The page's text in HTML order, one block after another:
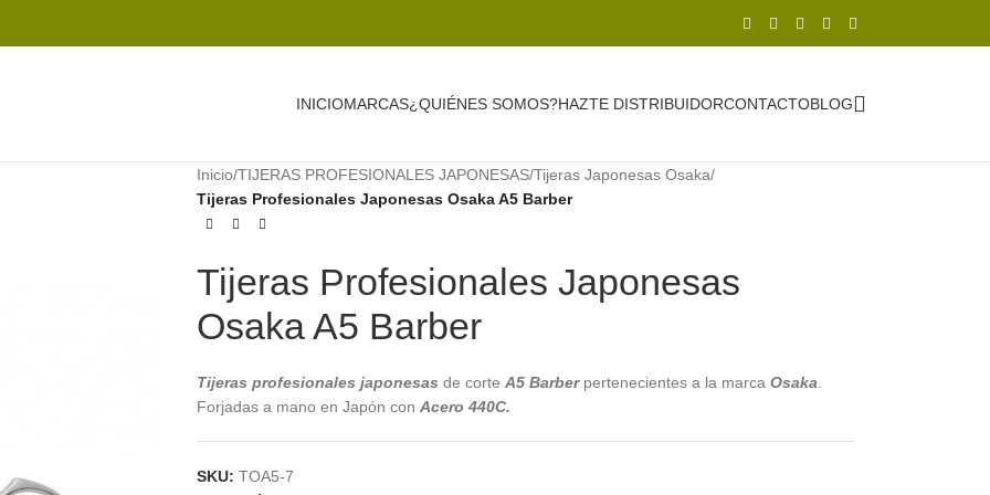
INICIOMARCAS¿QUIÉNES SOMOS?HAZTE DISTRIBUIDORCONTACTOBLOG
Inicio/TIJERAS PROFESIONALES JAPONESAS/Tijeras Japonesas Osaka/
Tijeras Profesionales Japonesas Osaka A5 Barber
Tijeras Profesionales Japonesas
Osaka A5 Barber
Tijeras profesionales japonesas de corte A5 Barberpertenecientes a la marca Osaka
Forjadas a mano en Japón con Acero 440C.
SKU: TOA5-7